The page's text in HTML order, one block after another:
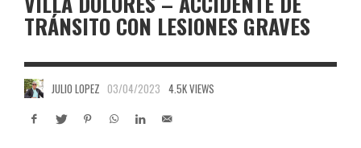
TRÁNSITO CON LESIONES GRAVES
JULIO LOPEZ 03/04/2023 4.5K VIEWS